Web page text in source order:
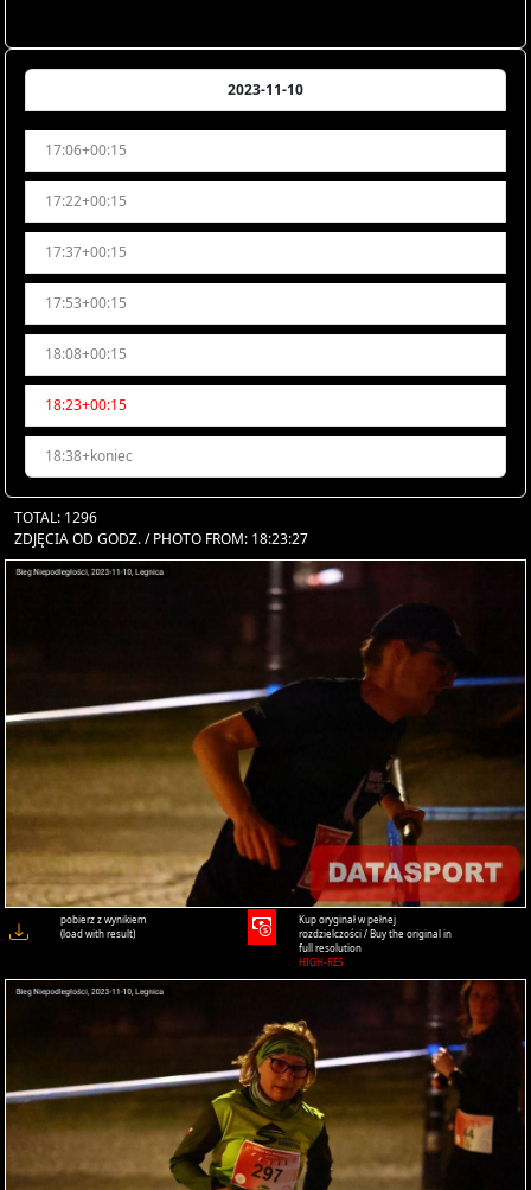
2023-11-10
17:06+00:15
17:22+00:15
17:37+00:15
17:53+00:15
18:08+00:15
18:23+00:15
18:38+koniec
TOTAL: 1296
ZDJĘCIA OD GODZ. / PHOTO FROM: 18:23:27
pobierz z wynikiem
(load with result)
Kup oryginał w pełnej
rozdzielczości / Buy the original in
full resolution
HIGH-RES